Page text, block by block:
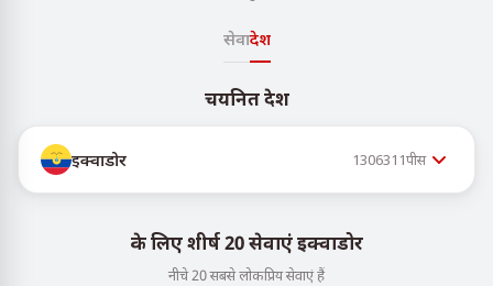
सेवादेश
चयनित देश
इक्वाडोर 1306311पीस
के लिए शीर्ष 20 सेवाएं इक्वाडोर
नीचे 20 सबसे लोकप्रिय सेवाएं हैं